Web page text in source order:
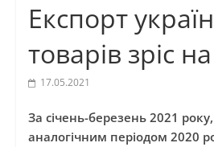
Експорт
товарів зріс
17.05.2021
За січень-березень 2021
аналогічним періодом 2020